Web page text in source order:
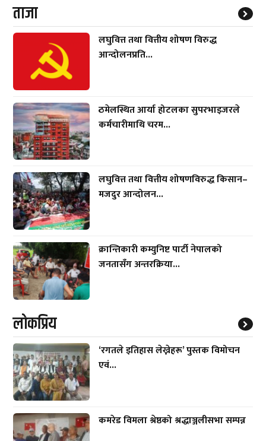
ताजा
लघुवित्त तथा वित्तीय शोषण विरुद्ध
आन्दोलनप्रति...
ठमेलस्थित आर्या होटलका सुपरभाइजरले
कर्मचारीमाथि चरम...
लघुवित्त तथा वित्तीय शोषणविरुद्ध किसान–
मजदुर आन्दोलन...
क्रान्तिकारी कम्युनिष्ट पार्टी नेपालको
जनतासँग अन्तरक्रिया...
लाेकप्रिय
‘रगतले इतिहास लेख्नेहरू’ पुस्तक विमोचन
एवं...
कमरेड विमला श्रेष्ठको श्रद्धाञ्जलीसभा सम्पन्न